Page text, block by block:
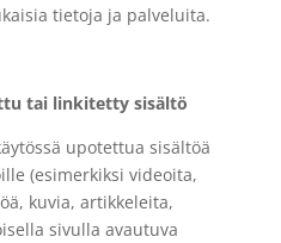
tietoja ja palveluita.
tai linkitetty sisältö
upotettua sisältöä
(esimerkiksi videoita,
kuvia, artikkeleita,
sivulla avautuva